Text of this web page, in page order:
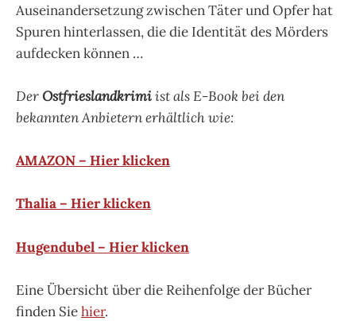
Auseinandersetzung zwischen Täter und Opfer hat
Spuren hinterlassen, die die Identität des Mörders
aufdecken können …
DerOstfrieslandkrimiist als E-Book bei den
bekannten Anbietern erhältlich wie:
AMAZON – Hier klicken
Thalia – Hier klicken
Hugendubel – Hier klicken
Eine Übersicht über die Reihenfolge der Bücher
finden Siehier.